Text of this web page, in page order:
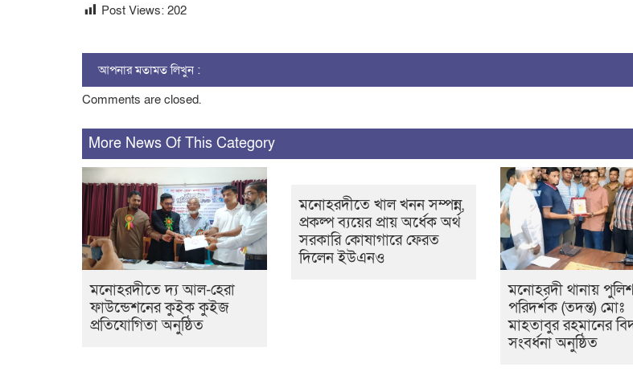
Post Views: 202
আপনার মতামত লিখুন :
Comments are closed.
More News Of This Category
মনোহরদীতে দ্য আল-হেরা
ফাউন্ডেশনের কুইক কুইজ
প্রতিযোগিতা অনুষ্ঠিত
মনোহরদীতে খাল খনন সম্পন্ন,
প্রকল্প ব্যয়ের প্রায় অর্ধেক অর্থ
সরকারি কোষাগারে ফেরত
দিলেন ইউএনও
মনোহরদী থানায়
পরিদর্শক (তদন্ত) মোঃ
মাহতাবুর রহমানের
সংবর্ধনা অনুষ্ঠিত